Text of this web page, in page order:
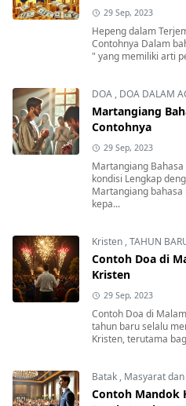
29 Sep, 2023
Hepeng dalam
Contohnya Dalam
" yang memiliki arti
DOA , DOA DALAM
Martangiang
Contohnya
29 Sep, 2023
Martangiang
kondisi Lengkap
Martangiang
kepa...
Kristen ,TAHUN
Contoh Doa di
Kristen
29 Sep, 2023
Contoh Doa di
tahun baru selalu
Kristen, terutama
Batak , Masyarat
Contoh Mandok